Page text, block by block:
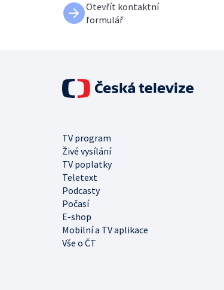
Otevřít kontaktní
formulář
TV program
Živé vysílání
TV poplatky
Teletext
Podcasty
Počasí
E-shop
Mobilní a TV aplikace
Vše o ČT